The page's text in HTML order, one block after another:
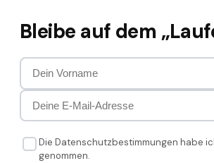
Bleibe auf dem
Die Datenschutzbestimmungen habe
genommen.